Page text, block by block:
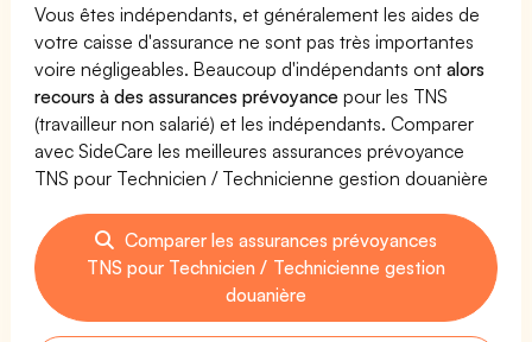
Vous êtes indépendants, et généralement les aides de
votre caisse d'assurance ne sont pas très importantes
voire négligeables. Beaucoup d'indépendants ontalors
recours à des assurances prévoyance pour les TNS
(travailleur non salarié) et les indépendants. Comparer
avec SideCare les meilleures assurances prévoyance
TNS pour Technicien / Technicienne gestion douanière
Comparer les assurances prévoyances
TNS pour Technicien / Technicienne gestion
douanière